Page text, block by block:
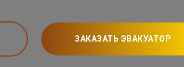
ЗАКАЗАТЬ ЭВАКУАТОР